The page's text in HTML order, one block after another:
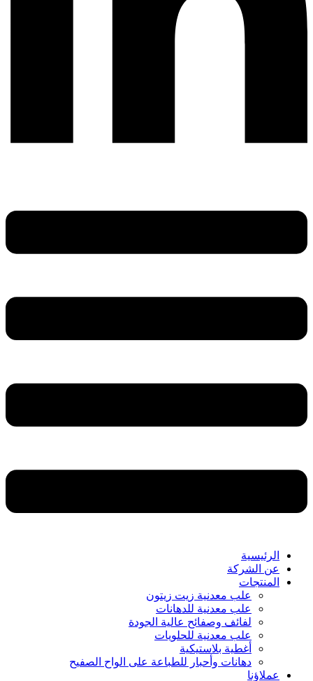
الرئيسية
عن الشركة
المنتجات
علب معدنية زيت زيتون
علب معدنية للدهانات
لفائف وصفائح عالية الجودة
علب معدنية للحلويات
أغطية بلاستيكية
دهانات وأحبار للطباعة على الواح الصفيح
عملاؤنا